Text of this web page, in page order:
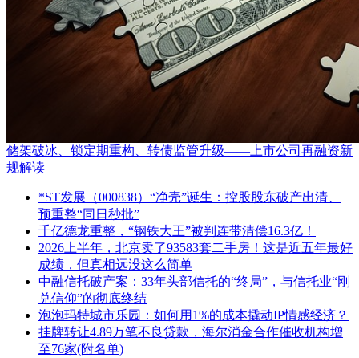
储架破冰、锁定期重构、转债监管升级——上市公司再融资新
规解读
*ST发展（000838）“净壳”诞生：控股股东破产出清、
预重整“同日秒批”
千亿德龙重整，“钢铁大王”被判连带清偿16.3亿！
2026上半年，北京卖了93583套二手房！这是近五年最好
成绩，但真相远没这么简单
中融信托破产案：33年头部信托的“终局”，与信托业“刚
兑信仰”的彻底终结
泡泡玛特城市乐园：如何用1%的成本撬动IP情感经济？
挂牌转让4.89万笔不良贷款，海尔消金合作催收机构增
至76家(附名单)